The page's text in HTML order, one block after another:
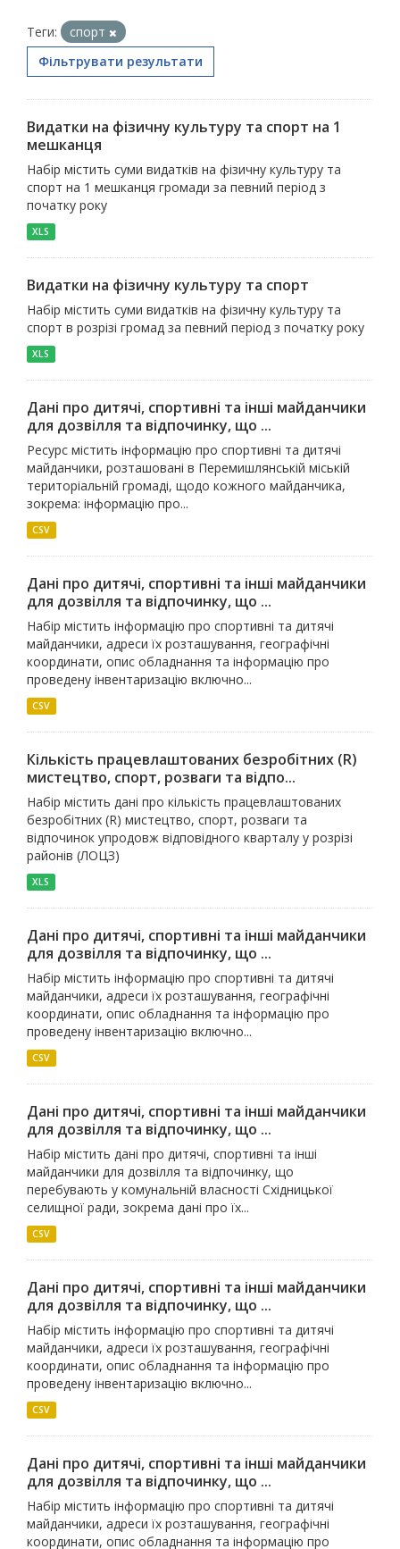
Теги:
спорт
Фільтрувати результати
Видатки на фізичну культуру та спорт на 1
мешканця
Набір містить суми видатків на фізичну культуру та
спорт на 1 мешканця громади за певний період з
початку року
XLS
Видатки на фізичну культуру та спорт
Набір містить суми видатків на фізичну культуру та
спорт в розрізі громад за певний період з початку року
XLS
Дані про дитячі, спортивні та інші майданчики
для дозвілля та відпочинку, що ...
Ресурс містить інформацію про спортивні та дитячі
майданчики, розташовані в Перемишлянській міській
територіальній громаді, щодо кожного майданчика,
зокрема: інформацію про...
CSV
Дані про дитячі, спортивні та інші майданчики
для дозвілля та відпочинку, що ...
Набір містить інформацію про спортивні та дитячі
майданчики, адреси їх розташування, географічні
координати, опис обладнання та інформацію про
проведену інвентаризацію включно...
CSV
Кількість працевлаштованих безробітних (R)
мистецтво, спорт, розваги та відпо...
Набір містить дані про кількість працевлаштованих
безробітних (R) мистецтво, спорт, розваги та
відпочинок упродовж відповідного кварталу у розрізі
районів (ЛОЦЗ)
XLS
Дані про дитячі, спортивні та інші майданчики
для дозвілля та відпочинку, що ...
Набір містить інформацію про спортивні та дитячі
майданчики, адреси їх розташування, географічні
координати, опис обладнання та інформацію про
проведену інвентаризацію включно...
CSV
Дані про дитячі, спортивні та інші майданчики
для дозвілля та відпочинку, що ...
Набір містить дані про дитячі, спортивні та інші
майданчики для дозвілля та відпочинку, що
перебувають у комунальній власності Східницької
селищної ради, зокрема дані про їх...
CSV
Дані про дитячі, спортивні та інші майданчики
для дозвілля та відпочинку, що ...
Набір містить інформацію про спортивні та дитячі
майданчики, адреси їх розташування, географічні
координати, опис обладнання та інформацію про
проведену інвентаризацію включно...
CSV
Дані про дитячі, спортивні та інші майданчики
для дозвілля та відпочинку, що ...
Набір містить інформацію про спортивні та дитячі
майданчики, адреси їх розташування, географічні
координати, опис обладнання та інформацію про